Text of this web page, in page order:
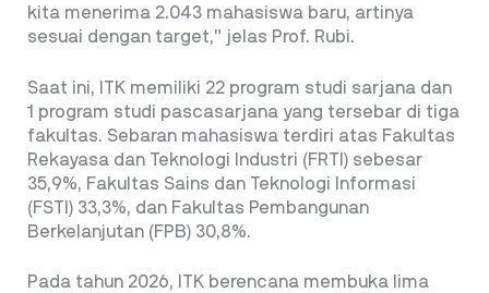
kita menerima 2.043 mahasiswa baru, artinya
sesuai dengan target,” jelas Prof. Rubi.
Saat ini, ITK memiliki 22 program studi sarjana dan
1 program studi pascasarjana yang tersebar di tiga
fakultas. Sebaran mahasiswa terdiri atas Fakultas
Rekayasa dan Teknologi Industri (FRTI) sebesar
35,9%, Fakultas Sains dan Teknologi Informasi
(FSTI) 33,3%, dan Fakultas Pembangunan
Berkelanjutan (FPB) 30,8%.
Pada tahun 2026, ITK berencana membuka lima